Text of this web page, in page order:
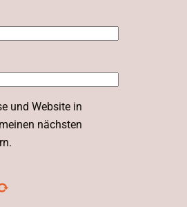
und Website in
nächsten